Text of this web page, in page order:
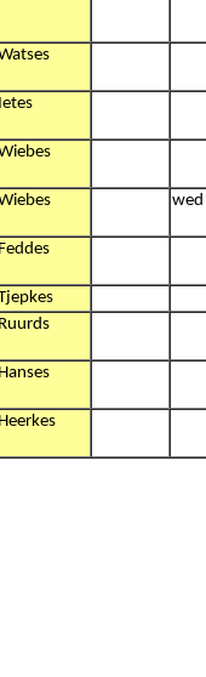
Ietes
wed
Feddes
Ruurds
Hanses
Heerkes